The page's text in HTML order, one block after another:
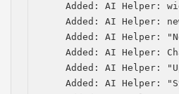
Added: AI Helper:
Added: AI Helper:
Added: AI Helper:
Added: AI Helper:
Added: AI Helper:
Added: AI Helper: